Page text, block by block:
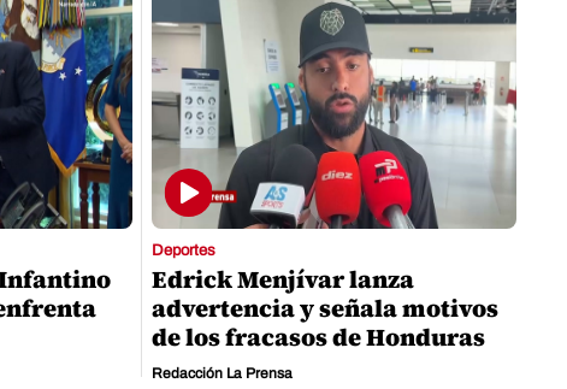
Deportes
Edrick Menjívar lanza
advertencia y señala motivos
de los fracasos de Honduras
Redacción La Prensa